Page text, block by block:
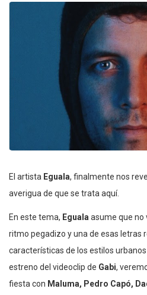
El artista Eguala, finalmente nos
averigua de que se trata aquí.
En este tema, Egualaasume que no
ritmo pegadizo y una de esas letras
características de los estilos
estreno del videoclip de Gabi,
fiesta con Maluma, Pedro Capó,